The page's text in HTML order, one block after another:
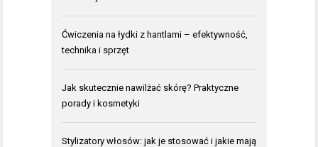
Ćwiczenia na łydki z hantlami – efektywność,
technika i sprzęt
Jak skutecznie nawilżać skórę? Praktyczne
porady i kosmetyki
Stylizatory włosów: jak je stosować i jakie mają